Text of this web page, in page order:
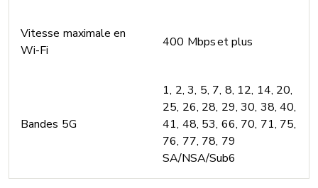
Vitesse maximale en
Wi-Fi
400 Mbps et plus
Bandes 5G
1, 2, 3, 5, 7, 8, 12, 14, 20,
25, 26, 28, 29, 30, 38, 40,
41, 48, 53, 66, 70, 71, 75,
76, 77, 78, 79
SA/NSA/Sub6